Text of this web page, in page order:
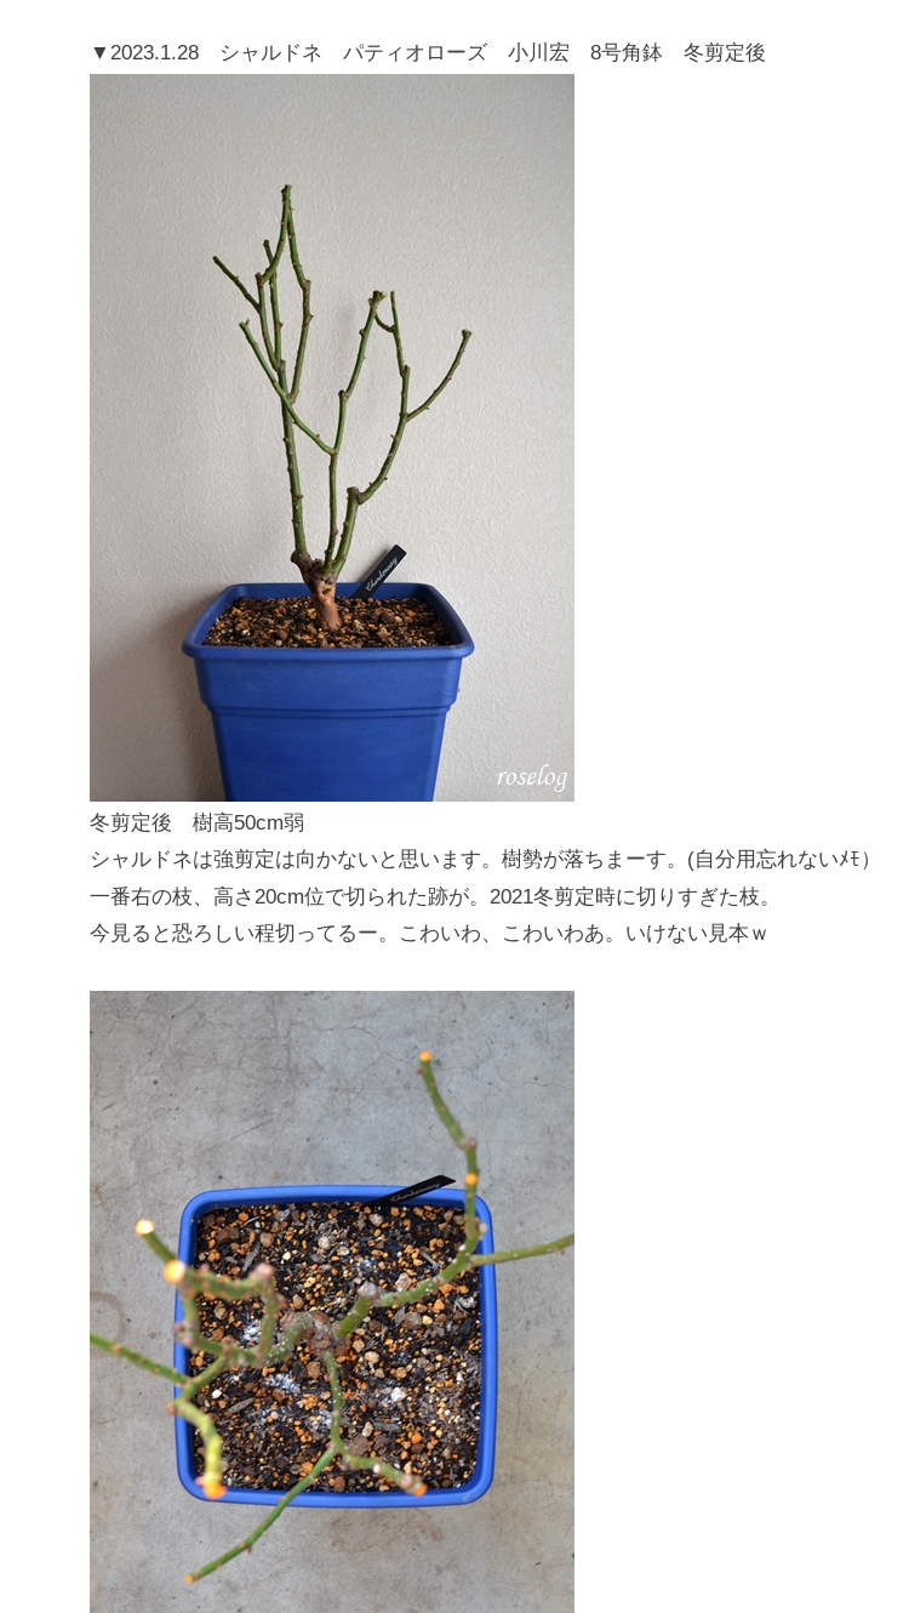
▼2023.1.28 シャルドネ パティオローズ 小川宏 8号角鉢 冬剪定後
冬剪定後 樹高50cm弱
シャルドネは強剪定は向かないと思います。樹勢が落ちまーす。(自分用忘れないﾒﾓ）
一番右の枝、高さ20cm位で切られた跡が。2021冬剪定時に切りすぎた枝。
今見ると恐ろしい程切ってるー。こわいわ、こわいわあ。いけない見本ｗ